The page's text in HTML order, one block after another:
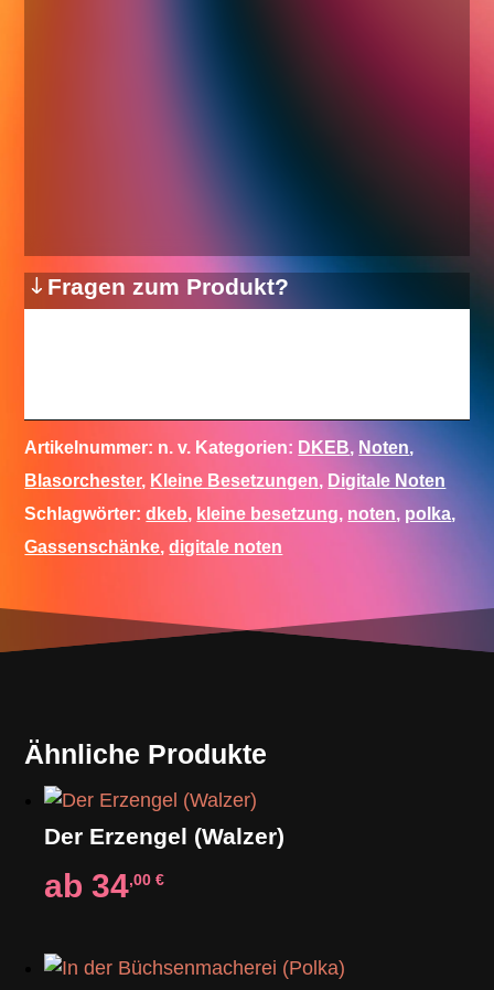
Fragen zum Produkt?
Artikelnummer: n. v. Kategorien: DKEB, Noten,
Blasorchester, Kleine Besetzungen, Digitale Noten
Schlagwörter:dkeb, kleine besetzung, noten, polka,
Gassenschänke,digitale noten
Ähnliche Produkte
Der Erzengel (Walzer)
ab34,00€